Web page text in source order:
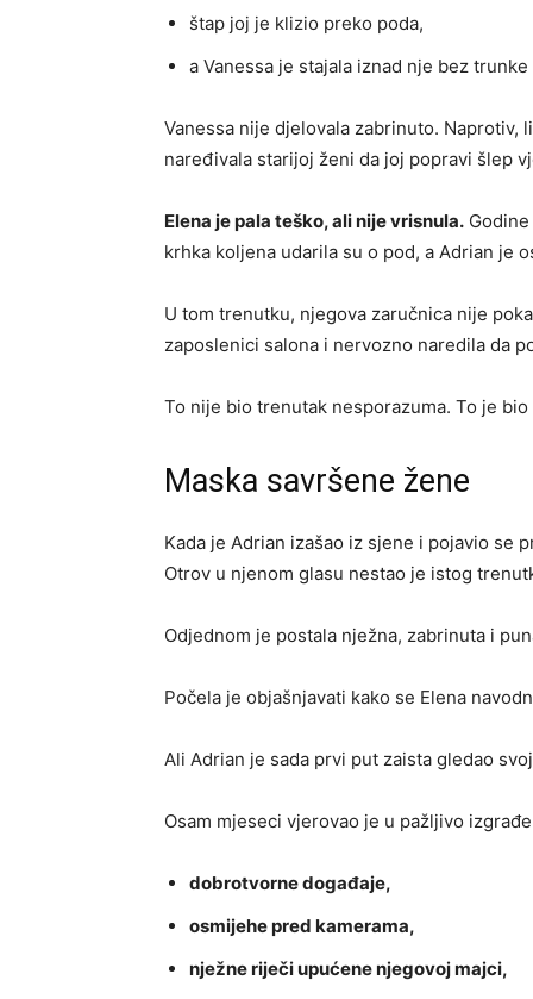
štap joj je klizio preko poda,
a Vanessa je stajala iznad nje bez
Vanessa nije djelovala zabrinuto.
naređivala starijoj ženi da joj popravi šlep
Elena je pala teško, ali nije vrisnula.
krhka koljena udarila su o pod, a Adrian je
U tom trenutku, njegova zaručnica nije
zaposlenici salona i nervozno naredila da
To nije bio trenutak nesporazuma. To je
Maska savršene žene
Kada je Adrian izašao iz sjene i pojavio se
Otrov u njenom glasu nestao je istog
Odjednom je postala nježna, zabrinuta i
Počela je objašnjavati kako se Elena
Ali Adrian je sada prvi put zaista gledao
Osam mjeseci vjerovao je u pažljivo
dobrotvorne događaje,
osmijehe pred kamerama,
nježne riječi upućene njegovoj majci,